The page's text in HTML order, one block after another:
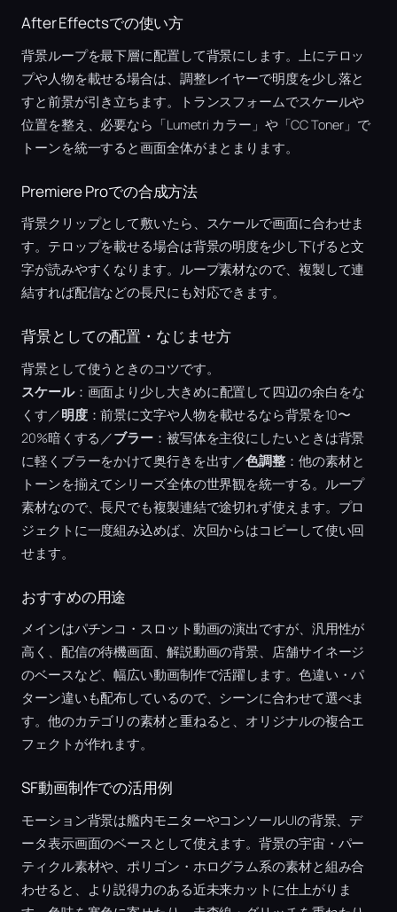
After Effectsでの使い方
背景ループを最下層に配置して背景にします。上にテロッ
プや人物を載せる場合は、調整レイヤーで明度を少し落と
すと前景が引き立ちます。トランスフォームでスケールや
位置を整え、必要なら「Lumetri カラー」や「CC Toner」で
トーンを統一すると画面全体がまとまります。
Premiere Proでの合成方法
背景クリップとして敷いたら、スケールで画面に合わせま
す。テロップを載せる場合は背景の明度を少し下げると文
字が読みやすくなります。ループ素材なので、複製して連
結すれば配信などの長尺にも対応できます。
背景としての配置・なじませ方
背景として使うときのコツです。
スケール：画面より少し大きめに配置して四辺の余白をな
くす／明度：前景に文字や人物を載せるなら背景を10〜
20%暗くする／ブラー：被写体を主役にしたいときは背景
に軽くブラーをかけて奥行きを出す／色調整 ：他の素材と
トーンを揃えてシリーズ全体の世界観を統一する。ループ
素材なので、長尺でも複製連結で途切れず使えます。プロ
ジェクトに一度組み込めば、次回からはコピーして使い回
せます。
おすすめの用途
メインはパチンコ・スロット動画の演出ですが、汎用性が
高く、配信の待機画面、解説動画の背景、店舗サイネージ
のベースなど、幅広い動画制作で活躍します。色違い・パ
ターン違いも配布しているので、シーンに合わせて選べま
す。他のカテゴリの素材と重ねると、オリジナルの複合エ
フェクトが作れます。
SF動画制作での活用例
モーション背景は艦内モニターやコンソールUIの背景、デ
ータ表示画面のベースとして使えます。背景の宇宙・パー
ティクル素材や、ポリゴン・ホログラム系の素材と組み合
わせると、より説得力のある近未来カットに仕上がりま